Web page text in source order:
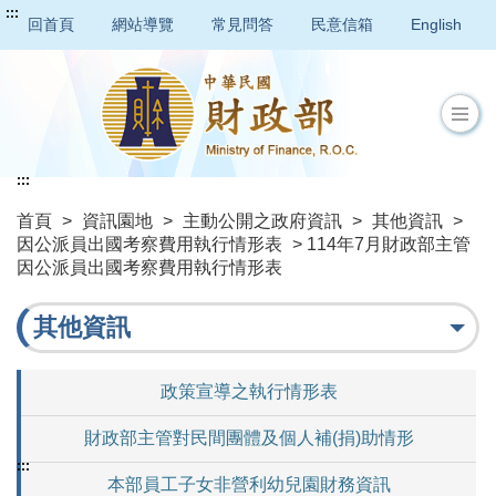
:::
回首頁 網站導覽 常見問答 民意信箱 English
首頁 > 資訊園地 > 主動公開之政府資訊 > 其他資訊 >
因公派員出國考察費用執行情形表 > 114年7月財政部主管
因公派員出國考察費用執行情形表
:::
其他資訊
政策宣導之執行情形表
財政部主管對民間團體及個人補(捐)助情形
本部員工子女非營利幼兒園財務資訊
:::